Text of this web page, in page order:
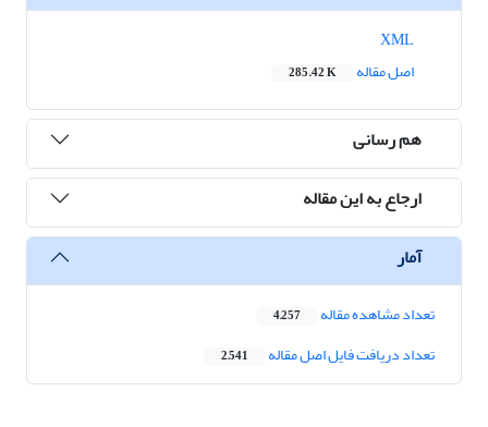
اصل مقاله
285.42 K
هم رسانی
ارجاع به این مقاله
آمار
تعداد مشاهده مقاله 4,257
تعداد دریافت فایل اصل مقاله 2,541